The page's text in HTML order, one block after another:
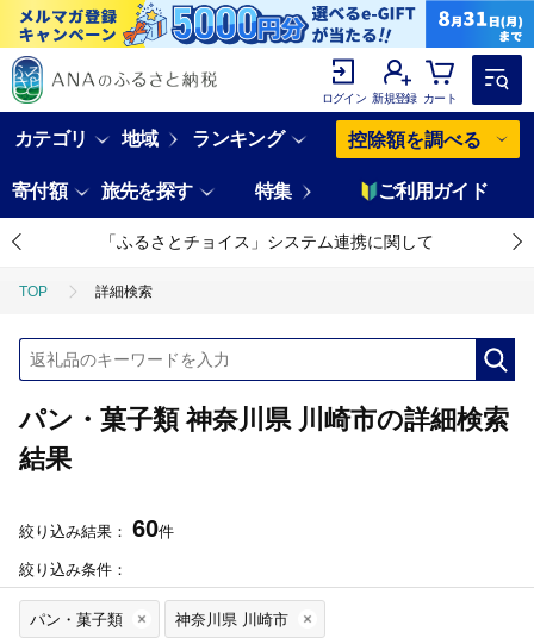
ログイン 新規登録 カート
カテゴリ 地域 ランキング 控除額を調べる
寄付額 旅先を探す 特集 ご利用ガイド
「ふるさとチョイス」システム連携に関して
TOP 詳細検索
パン・菓子類 神奈川県 川崎市の詳細検索
結果
絞り込み結果： 60件
絞り込み条件：
パン・菓子類 神奈川県 川崎市